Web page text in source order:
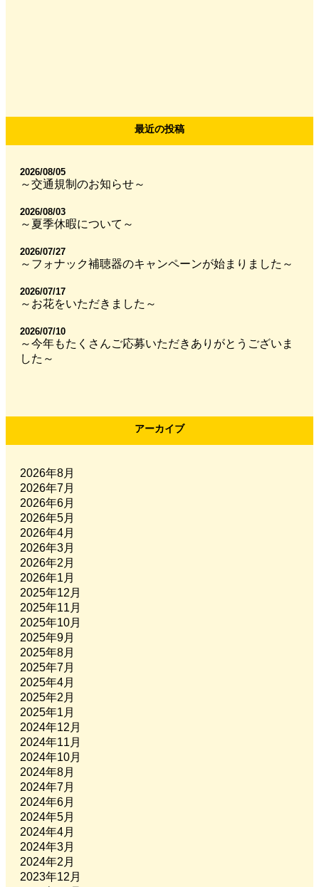
最近の投稿
2026/08/05
～交通規制のお知らせ～
2026/08/03
～夏季休暇について～
2026/07/27
～フォナック補聴器のキャンペーンが始まりました～
2026/07/17
～お花をいただきました～
2026/07/10
～今年もたくさんご応募いただきありがとうございま
した～
アーカイブ
2026年8月
2026年7月
2026年6月
2026年5月
2026年4月
2026年3月
2026年2月
2026年1月
2025年12月
2025年11月
2025年10月
2025年9月
2025年8月
2025年7月
2025年4月
2025年2月
2025年1月
2024年12月
2024年11月
2024年10月
2024年8月
2024年7月
2024年6月
2024年5月
2024年4月
2024年3月
2024年2月
2023年12月